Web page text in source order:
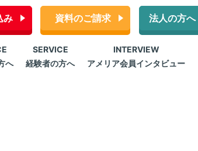
み 資料のご請求 法人の方へ
へ
SERVICE
経験者の方へ
INTERVIEW
アメリア会員インタビュー